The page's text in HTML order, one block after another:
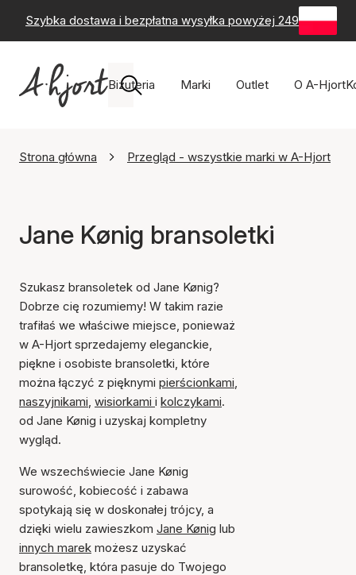
Szybka dostawa i bezpłatna wysyłka powyżej 249 zł -
Biżuteria Marki Outlet O A-Hjort
Strona główna Przegląd - wszystkie marki w A-Hjort
Jane Kønig bransoletki
Szukasz bransoletek od Jane Kønig?
Dobrze cię rozumiemy! W takim razie
trafiłaś we właściwe miejsce, ponieważ
w A-Hjort sprzedajemy eleganckie,
piękne i osobiste bransoletki, które
można łączyć z pięknymi pierścionkami,
naszyjnikami, wisiorkami i kolczykami.
od Jane Kønig i uzyskaj kompletny
wygląd.
We wszechświecie Jane Kønig
surowość, kobiecość i zabawa
spotykają się w doskonałej trójcy, a
dzięki wielu zawieszkom Jane Kønig lub
innych marek możesz uzyskać
bransoletkę, która pasuje do Twojego